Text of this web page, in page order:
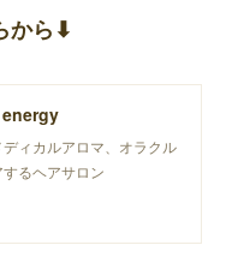
から⬇︎
ィカルアロマ、オラクル
るヘアサロン